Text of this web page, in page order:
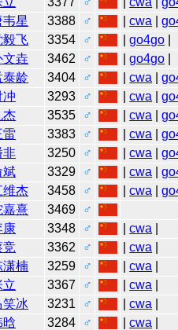
韦星 3388 ♂ |cwa |
毅飞 3354 ♂ |go4go
文垚 3462 ♂ |go4go
泰龄 3404 ♂ |cwa |
冲 3293 ♂ |cwa |
杰 3535 ♂ |cwa |
雷 3383 ♂ |cwa |
非 3250 ♂ |cwa |
斌 3329 ♂ |cwa |
维杰 3458 ♂ |cwa |
嘉熹 3469
♂
康 3348 ♂ |cwa
竞 3362 ♂ |cwa
潇楠 3259 ♂ |cwa
立 3367 ♂ |cwa
笑冰 3231 ♂ |cwa
晗 3284 ♂ |cwa